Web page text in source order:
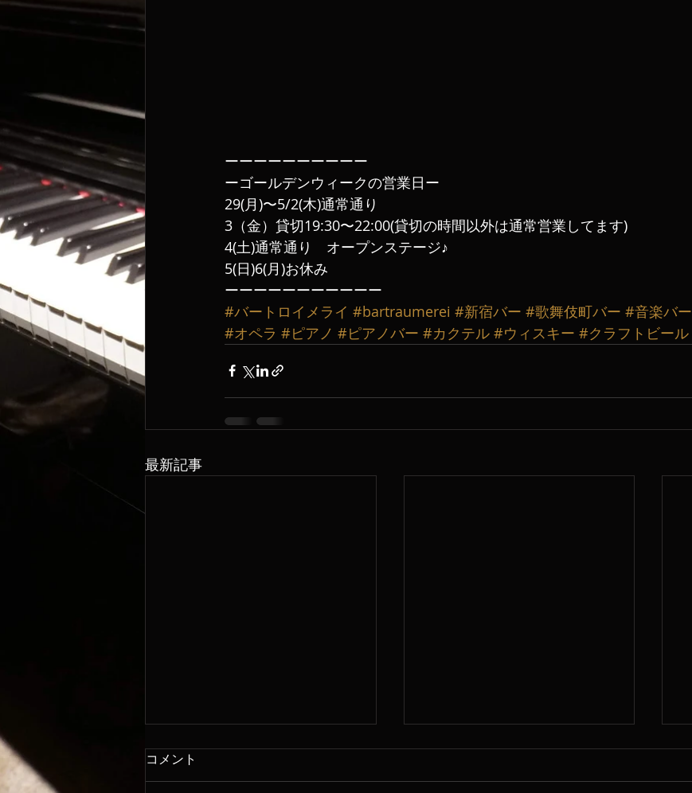
ーーーーーーーーーー
ーゴールデンウィークの営業日ー
29(月)〜5/2(木)通常通り
3（金）貸切19:30〜22:00(貸切の時間以外は通常営業してます)
4(土)通常通り　オープンステージ♪
5(日)6(月)お休み
ーーーーーーーーーーー
#バートロイメライ #bartraumerei #新宿バー #歌舞伎町バー #音楽バー
#オペラ #ピアノ #ピアノバー #カクテル #ウィスキー #クラフトビール
最新記事
コメント